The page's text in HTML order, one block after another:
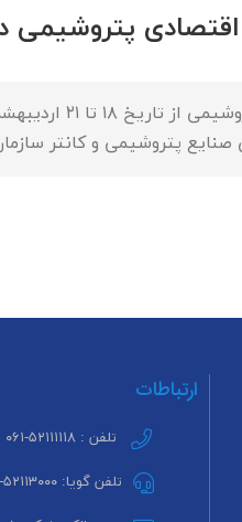
پتروشیمی
ارتباطات
تلفن : ۵۲۱۱۱۱۱۸-۰۶۱
تلفن گویا: ۵۲۱۱۳۰۰۰-۰۶۱